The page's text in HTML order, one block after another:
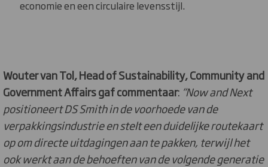
economie en een circulaire levensstijl.
Wouter van Tol, Head of Sustainability, Community and
Government Affairs gaf commentaar: “Now and Next
positioneert DS Smith in de voorhoede van de
verpakkingsindustrie en stelt een duidelijke routekaart
op om directe uitdagingen aan te pakken, terwijl het
ook werkt aan de behoeften van de volgende generatie